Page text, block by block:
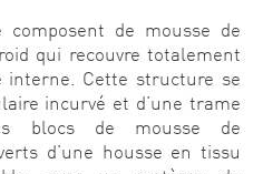
composent de mousse de
qui recouvre totalement
Cette structure se
incurvé et d’une trame
blocs de mousse de
d’une housse en tissu